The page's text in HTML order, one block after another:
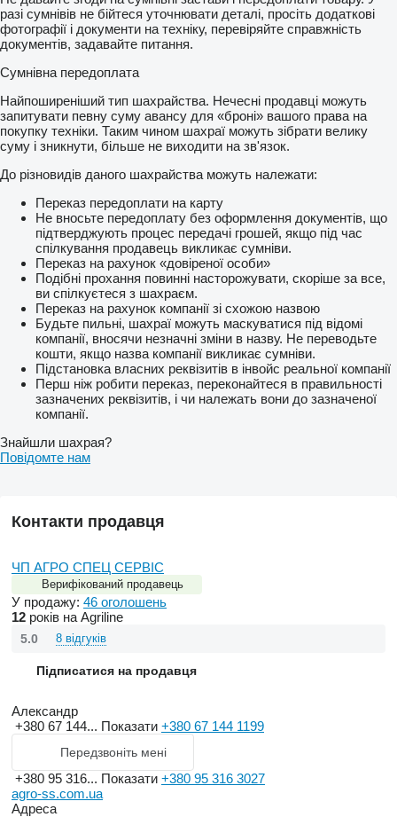
разі сумнівів не бійтеся уточнювати деталі, просіть додаткові
фотографії і документи на техніку, перевіряйте справжність
документів, задавайте питання.
Сумнівна передоплата
Найпоширеніший тип шахрайства. Нечесні продавці можуть
запитувати певну суму авансу для «броні» вашого права на
покупку техніки. Таким чином шахраї можуть зібрати велику
суму і зникнути, більше не виходити на зв'язок.
До різновидів даного шахрайства можуть належати:
Переказ передоплати на карту
Не вносьте передоплату без оформлення документів, що
підтверджують процес передачі грошей, якщо під час
спілкування продавець викликає сумніви.
Переказ на рахунок «довіреної особи»
Подібні прохання повинні насторожувати, скоріше за все,
ви спілкуєтеся з шахраєм.
Переказ на рахунок компанії зі схожою назвою
Будьте пильні, шахраї можуть маскуватися під відомі
компанії, вносячи незначні зміни в назву. Не переводьте
кошти, якщо назва компанії викликає сумніви.
Підстановка власних реквізитів в інвойс реальної компанії
Перш ніж робити переказ, переконайтеся в правильності
зазначених реквізитів, і чи належать вони до зазначеної
компанії.
Знайшли шахрая?
Повідомте нам
Контакти продавця
ЧП АГРО СПЕЦ СЕРВІС
Верифікований продавець
У продажу: 46 оголошень
12 років на Agriline
5.0 8 відгуків
Підписатися на продавця
Александр
+380 67 144... Показати +380 67 144 1199
Передзвоніть мені
+380 95 316... Показати +380 95 316 3027
agro-ss.com.ua
Адреса